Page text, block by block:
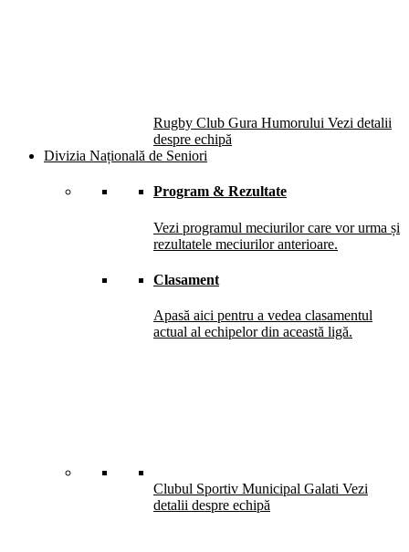
Rugby Club Gura Humorului Vezi detalii
despre echipă
Divizia Națională de Seniori
Program & Rezultate
Vezi programul meciurilor care vor urma și
rezultatele meciurilor anterioare.
Clasament
Apasă aici pentru a vedea clasamentul
actual al echipelor din această ligă.
Clubul Sportiv Municipal Galati Vezi
detalii despre echipă